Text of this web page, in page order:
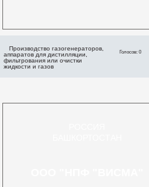
Производство газогенераторов,
аппаратов для дистилляции,
фильтрования или очистки
жидкости и газов
Голосов: 0